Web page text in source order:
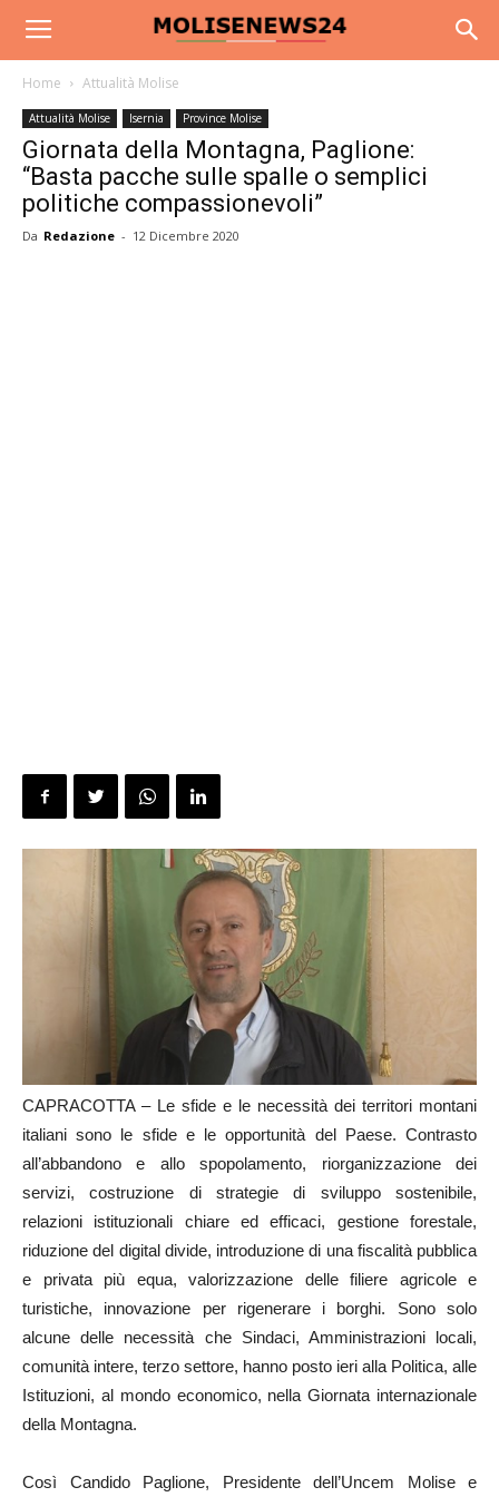
Home Attualità Molise
Attualità Molise Isernia Province Molise
Giornata della Montagna, Paglione:
“Basta pacche sulle spalle o semplici
politiche compassionevoli”
Da Redazione - 12 Dicembre 2020
CAPRACOTTA – Le sfide e le necessità dei territori montani
italiani sono le sfide e le opportunità del Paese. Contrasto
all’abbandono e allo spopolamento, riorganizzazione dei
servizi, costruzione di strategie di sviluppo sostenibile,
relazioni istituzionali chiare ed efficaci, gestione forestale,
riduzione del digital divide, introduzione di una fiscalità pubblica
e privata più equa, valorizzazione delle filiere agricole e
turistiche, innovazione per rigenerare i borghi. Sono solo
alcune delle necessità che Sindaci, Amministrazioni locali,
comunità intere, terzo settore, hanno posto ieri alla Politica, alle
Istituzioni, al mondo economico, nella Giornata internazionale
della Montagna.
Così Candido Paglione, Presidente dell’Uncem Molise e